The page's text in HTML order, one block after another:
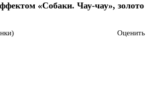
«Собаки. Чау-чау», золото
Оценить